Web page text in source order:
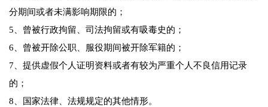
分期间或者未满影响期限的；
5、曾被行政拘留、司法拘留或有吸毒史的；
6、曾被开除公职、服役期间被开除军籍的；
7、提供虚假个人证明资料或者有较为严重个人不良信用记录
的；
8、国家法律、法规规定的其他情形。